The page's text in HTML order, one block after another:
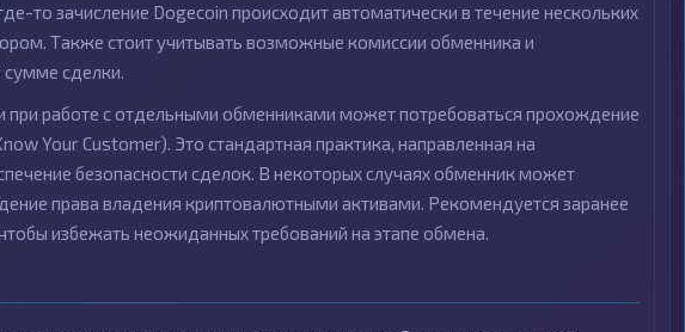
то зачисление Dogecoin происходит автоматически в течение нескольких
Также стоит учитывать возможные комиссии обменника и
сделки.
работе с отдельными обменниками может потребоваться прохождение
Your Customer). Это стандартная практика, направленная на
безопасности сделок. В некоторых случаях обменник может
права владения криптовалютными активами. Рекомендуется заранее
избежать неожиданных требований на этапе обмена.